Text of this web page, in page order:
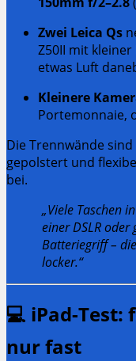
Zwei Leica Qs
Z50II mit
etwas Luft
Kleinere
Portemonnaie,
Die Trennwände
gepolstert und
bei.
„Viele Taschen
einer DSLR
Batteriegriff –
locker.“
💻 iPad-Test:
nur fast